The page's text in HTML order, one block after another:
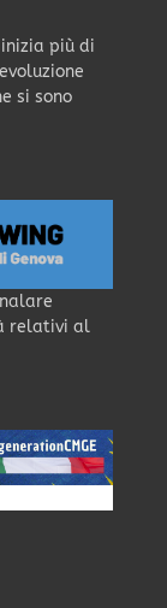
più di
si sono
relativi al